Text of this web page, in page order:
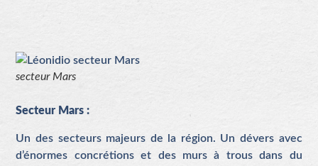
secteur Mars
Secteur Mars :
Un des secteurs majeurs de la région. Un dévers avec
d’énormes concrétions et des murs à trous dans du